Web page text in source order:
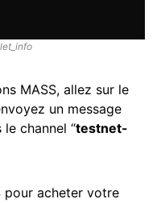
MASS, allez sur le
un message
le channel “testnet-
pour acheter votre